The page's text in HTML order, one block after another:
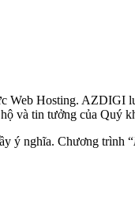
Web Hosting. AZDIGI
và tin tưởng của Quý
ý nghĩa. Chương trình “